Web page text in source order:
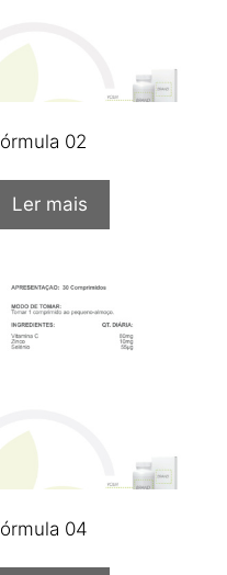
02
Ler mais
04